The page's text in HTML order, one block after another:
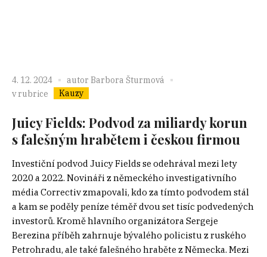
4. 12. 2024 autor Barbora Šturmová
v rubrice
Kauzy
Juicy Fields: Podvod za miliardy korun
s falešným hrabětem i českou firmou
Investiční podvod Juicy Fields se odehrával mezi lety
2020 a 2022. Novináři z německého investigativního
média Correctiv zmapovali, kdo za tímto podvodem stál
a kam se poděly peníze téměř dvou set tisíc podvedených
investorů. Kromě hlavního organizátora Sergeje
Berezina příběh zahrnuje bývalého policistu z ruského
Petrohradu, ale také falešného hraběte z Německa. Mezi